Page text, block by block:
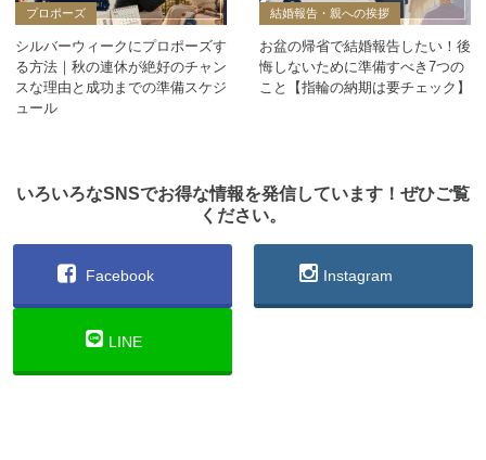
プロポーズ
シルバーウィークにプロポーズす
る方法｜秋の連休が絶好のチャン
スな理由と成功までの準備スケジ
ュール
結婚報告・親への挨拶
お盆の帰省で結婚報告したい！後
悔しないために準備すべき7つの
こと【指輪の納期は要チェック】
いろいろなSNSでお得な情報を発信しています！ぜひご覧
ください。
Facebook Instagram
LINE